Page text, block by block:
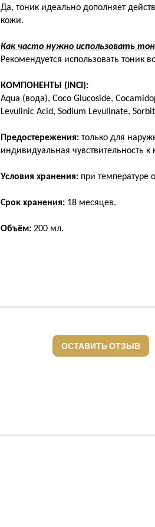
Да, тоник идеально дополняет
кожи.
Как часто нужно использовать
Рекомендуется использовать тоник
КОМПОНЕНТЫ (INCI):
Aqua (вода), Coco Glucoside,
Levulinic Acid, Sodium Levulinate,
Предостережения: только для
индивидуальная чувствительность
Условия хранения: при температуре
Срок хранения: 18 месяцев.
Объём: 200 мл.
ОСТАВИТЬ ОТЗЫВ